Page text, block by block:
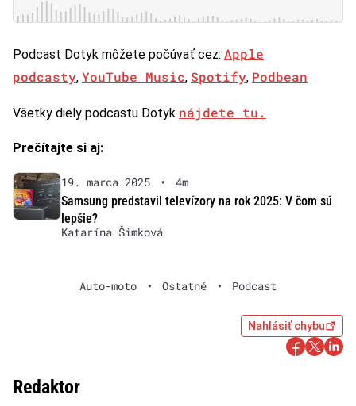
Podcast Dotyk môžete počúvať cez: Apple
podcasty, YouTube Music, Spotify, Podbean
Všetky diely podcastu Dotyk nájdete tu.
Prečítajte si aj:
19. marca 2025 •
4m
Samsung predstavil televízory na rok 2025: V čom sú
lepšie?
Katarína Šimková
Auto-moto • Ostatné • Podcast
Nahlásiť chybu
Redaktor